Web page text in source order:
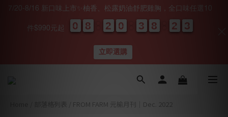
部落格列表 FROM FARM 元榆月刊｜Dec. 2022
7/20-8/16 新口味上市✨柚香、松露奶油舒肥雞胸，全口味任選10
件$990元起 0
0
0
0 8
8
8
8 2
2
2
2 0
0
0
0 3
3
3
3 8
8
8
8 2
2
2
2 0
0
2
2
1
立即選購